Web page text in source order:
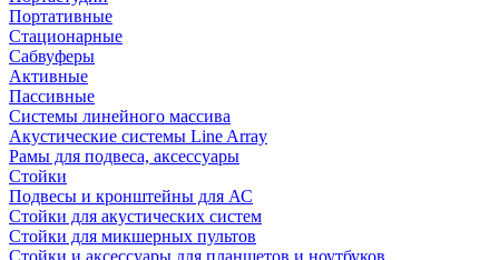
Портативные
Стационарные
Сабвуферы
Активные
Пассивные
Системы линейного массива
Акустические системы Line Array
Рамы для подвеса, аксессуары
Стойки
Подвесы и кронштейны для АС
Стойки для акустических систем
Стойки для микшерных пультов
Стойки и аксессуары для планшетов и ноутбуков